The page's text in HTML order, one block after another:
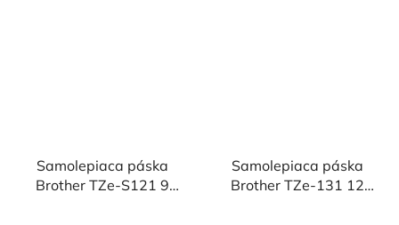
Samolepiaca páska
Brother TZe-S121 9
Samolepiaca páska
Brother TZe-131 12